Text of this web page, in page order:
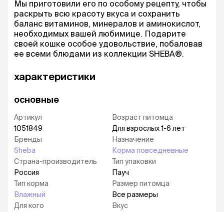
Мы приготовили его по особому рецепту, чтобы
раскрыть всю красоту вкуса и сохранить
баланс витаминов, минералов и аминокислот,
необходимых вашей любимице. Подарите
своей кошке особое удовольствие, побаловав
ее всеми блюдами из коллекции SHEBA®.
характеристики
основные
Артикул
1051849
Бренды
Sheba
Страна-производитель
Россия
Тип корма
Влажный
Для кого
Возраст питомца
Для взрослых 1-6 лет
Назначение
Корма повседневные
Тип упаковки
Пауч
Размер питомца
Все размеры
Вкус